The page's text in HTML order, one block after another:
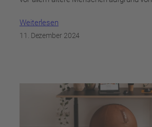
Weiterlesen
11. Dezember 2024